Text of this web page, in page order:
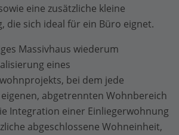
eine zusätzliche kleine
die sich ideal für ein Büro eignet.
Massivhaus wiederum
eines
bei dem jede
abgetrennten Wohnbereich
Integration einer Einliegerwohnung
abgeschlossene Wohneinheit,